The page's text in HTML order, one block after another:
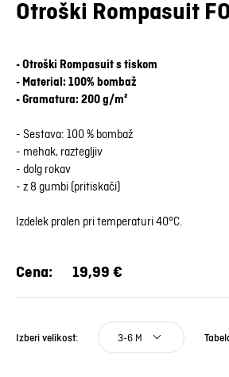
Otroški Rompasuit
- Otroški Rompasuit s tiskom
- Material: 100% bombaž
- Gramatura: 200 g/m²
- Sestava: 100 % bombaž
- mehak, raztegljiv
- dolg rokav
- z 8 gumbi (pritiskači)
Izdelek pralen pri temperaturi 40°C.
Cena: 19,99 €
Izberi velikost: 3-6 M